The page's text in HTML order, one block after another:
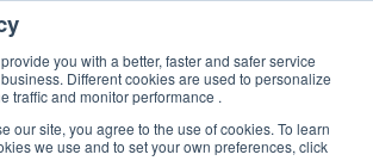
you with a better, faster and safer service
Different cookies are used to personalize
traffic and monitor performance .
our site, you agree to the use of cookies. To learn
we use and to set your own preferences, click